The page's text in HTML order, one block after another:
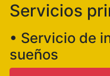
Servicios
• Servicio de
sueños